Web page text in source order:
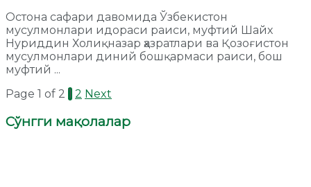
Остона сафари давомида Ўзбекистон
мусулмонлари идораси раиси, муфтий Шайх
Нуриддин Холиқназар ҳазратлари ва Қозоғистон
мусулмонлари диний бошқармаси раиси, бош
муфтий ...
Page 1 of 2 1 2 Next
Сўнгги мақолалар